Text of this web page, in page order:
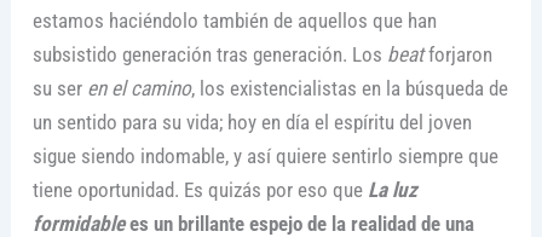
estamos haciéndolo también de aquellos que han
subsistido generación tras generación. Los beatforjaron
su ser en el camino, los existencialistas en la búsqueda de
un sentido para su vida; hoy en día el espíritu del joven
sigue siendo indomable, y así quiere sentirlo siempre que
tiene oportunidad. Es quizás por eso que La luz
formidablees un brillante espejo de la realidad de una